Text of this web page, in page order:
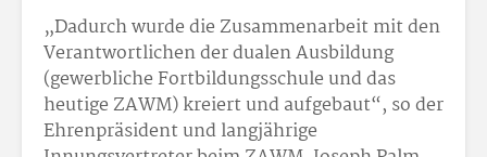
„Dadurch wurde die Zusammenarbeit mit den
Verantwortlichen der dualen Ausbildung
(gewerbliche Fortbildungsschule und das
heutige ZAWM) kreiert und aufgebaut“, so der
Ehrenpräsident und langjährige